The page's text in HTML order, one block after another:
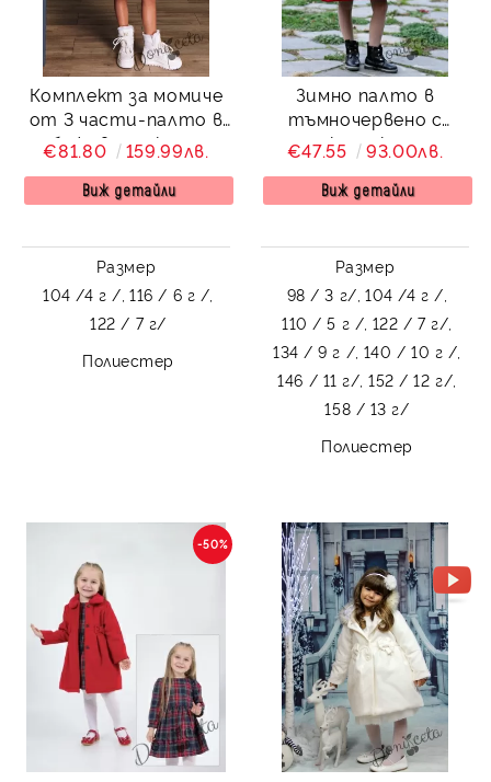
Комплект за момиче
от 3 части-палто в
бежово, рокля и
барета от колекция
Бежина
€81.80 159.99лв.
Виж детайли
Размер
104 /4 г /, 116 / 6 г /,
122 / 7 г/
Полиестер
Зимно палто в
тъмночервено с
качулка
€47.55 93.00лв.
Виж детайли
Размер
98 / 3 г/, 104 /4 г /,
110 / 5 г /, 122 / 7 г/,
134 / 9 г /, 140 / 10 г /,
146 / 11 г/, 152 / 12 г/,
158 / 13 г/
Полиестер
-50%